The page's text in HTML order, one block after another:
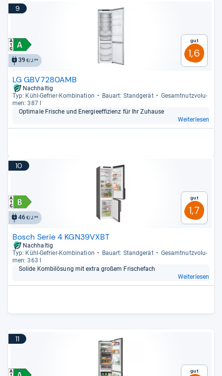
9
39 €/J.**
Gut
1,6
LG GBV7280AMB
Nachhaltig
Typ: Kühl-​Gefrier-​Kom­bi­na­tion
Bau­art: Stand­ge­rät
Gesamt­nutz­vo­lu­
men: 387 l
Opti­male Fri­sche und Ener­gie­ef­fi­zi­enz für Ihr Zuhause
Weiterlesen
10
46€/J.**
Gut
1,7
Bosch Serie 4 KGN39VXBT
Nachhaltig
Typ: Kühl-​Gefrier-​Kom­bi­na­tion
Bau­art: Stand­ge­rät
Gesamt­nutz­vo­lu­
men: 363 l
Solide Kom­bi­lö­sung mit extra großem Fris­che­fach
Weiterlesen
11
Gut